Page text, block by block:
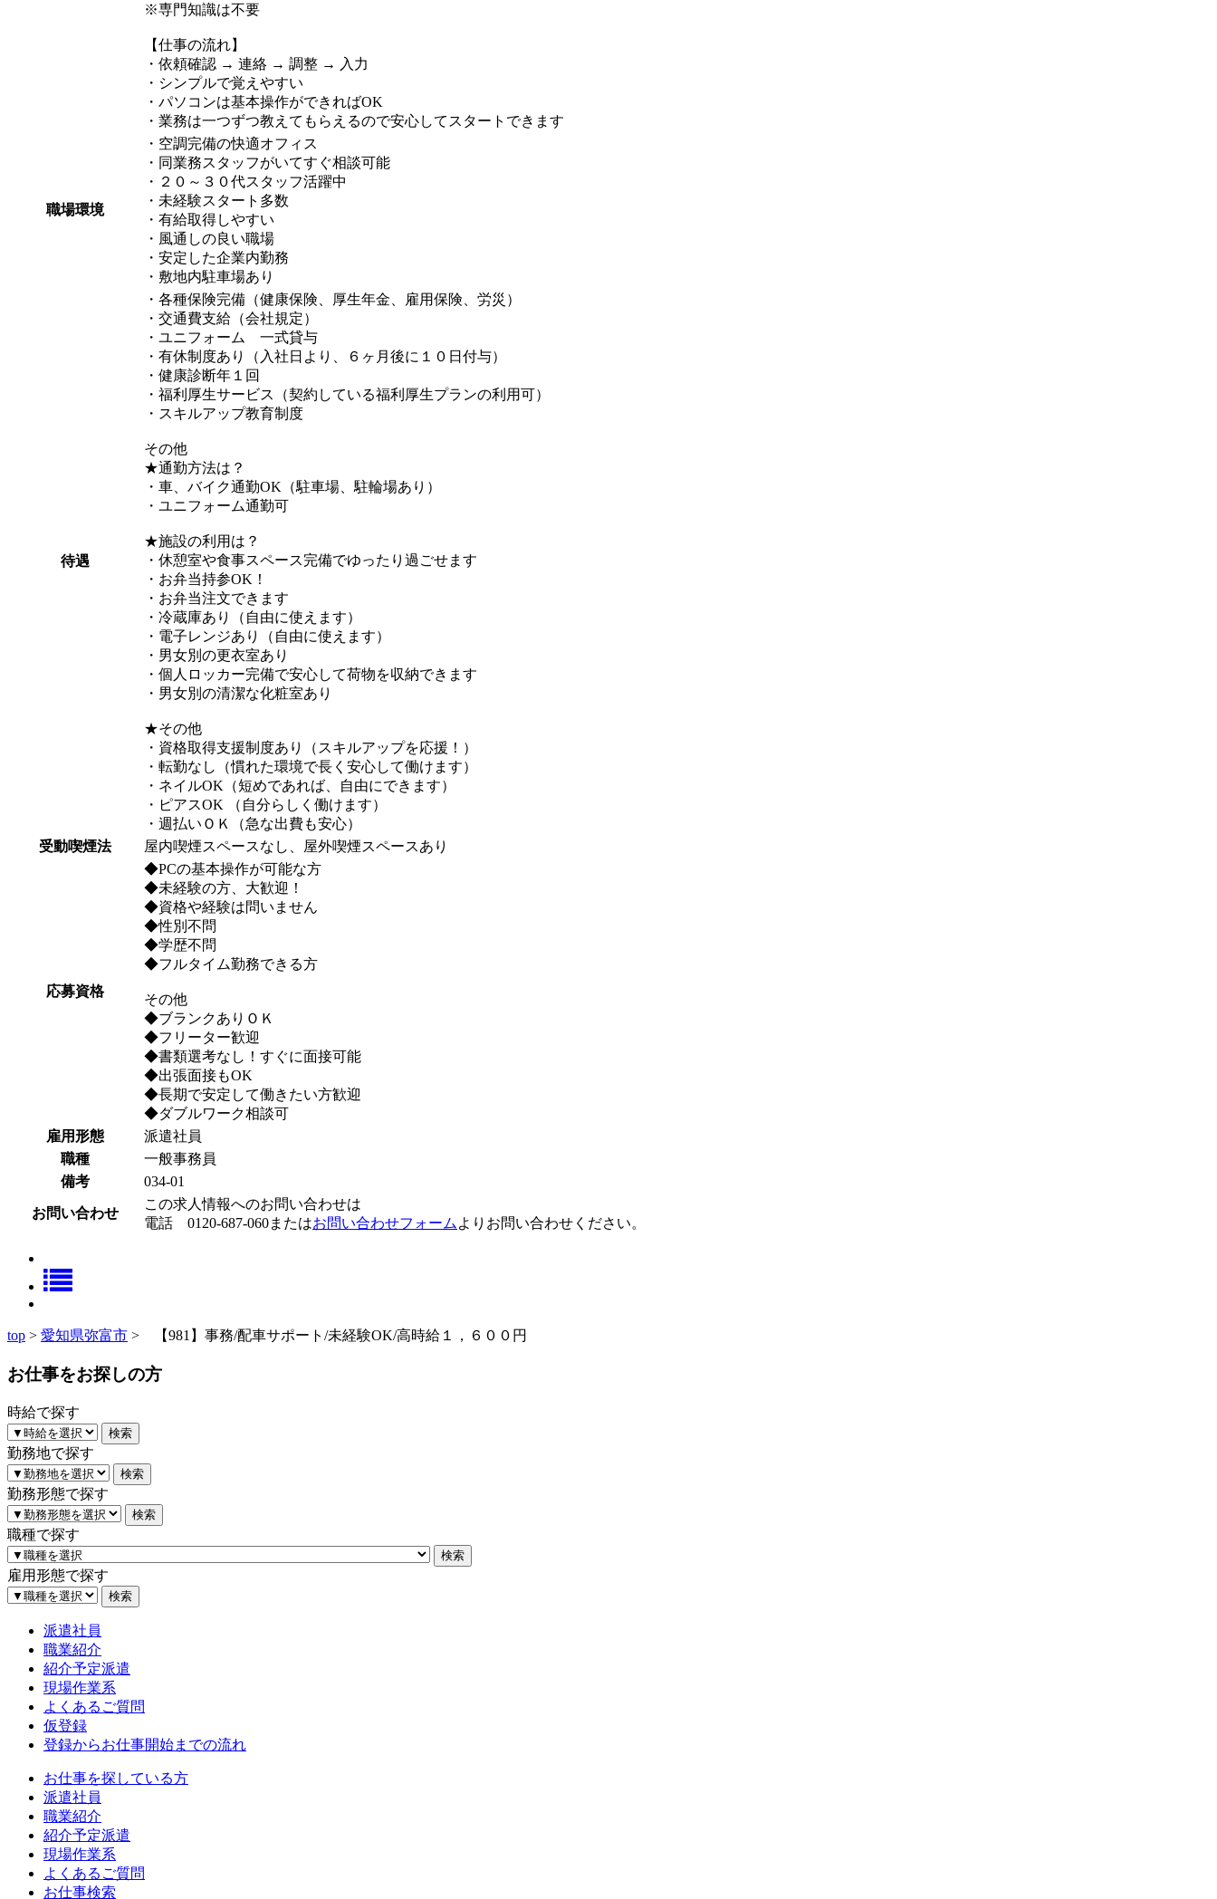
※専門知識は不要
【仕事の流れ】
・依頼確認 → 連絡 → 調整 → 入力
・シンプルで覚えやすい
・パソコンは基本操作ができればOK
・業務は一つずつ教えてもらえるので安心してスタートできます
職場環境
・空調完備の快適オフィス
・同業務スタッフがいてすぐ相談可能
・２０～３０代スタッフ活躍中
・未経験スタート多数
・有給取得しやすい
・風通しの良い職場
・安定した企業内勤務
・敷地内駐車場あり
待遇
・各種保険完備（健康保険、厚生年金、雇用保険、労災）
・交通費支給（会社規定）
・ユニフォーム 一式貸与
・有休制度あり（入社日より、６ヶ月後に１０日付与）
・健康診断年１回
・福利厚生サービス（契約している福利厚生プランの利用可）
・スキルアップ教育制度
その他
★通勤方法は？
・車、バイク通勤OK（駐車場、駐輪場あり）
・ユニフォーム通勤可
★施設の利用は？
・休憩室や食事スペース完備でゆったり過ごせます
・お弁当持参OK！
・お弁当注文できます
・冷蔵庫あり（自由に使えます）
・電子レンジあり（自由に使えます）
・男女別の更衣室あり
・個人ロッカー完備で安心して荷物を収納できます
・男女別の清潔な化粧室あり
★その他
・資格取得支援制度あり（スキルアップを応援！）
・転勤なし（慣れた環境で長く安心して働けます）
・ネイルOK（短めであれば、自由にできます）
・ピアスOK （自分らしく働けます）
・週払いＯＫ（急な出費も安心）
受動喫煙法
屋内喫煙スペースなし、屋外喫煙スペースあり
応募資格
◆PCの基本操作が可能な方
◆未経験の方、大歓迎！
◆資格や経験は問いません
◆性別不問
◆学歴不問
◆フルタイム勤務できる方
その他
◆ブランクありＯＫ
◆フリーター歓迎
◆書類選考なし！すぐに面接可能
◆出張面接もOK
◆長期で安定して働きたい方歓迎
◆ダブルワーク相談可
雇用形態
派遣社員
職種
一般事務員
備考
034-01
お問い合わせ
この求人情報へのお問い合わせは
電話 0120-687-060またはお問い合わせフォーム よりお問い合わせください。
top > 愛知県弥富市 > 【981】事務/配車サポート/未経験OK/高時給１，６００円
お仕事をお探しの方
時給で探す
勤務地で探す
勤務形態で探す
職種で探す
雇用形態で探す
派遣社員
職業紹介
紹介予定派遣
現場作業系
よくあるご質問
仮登録
登録からお仕事開始までの流れ
お仕事を探している方
派遣社員
職業紹介
紹介予定派遣
現場作業系
よくあるご質問
お仕事検索